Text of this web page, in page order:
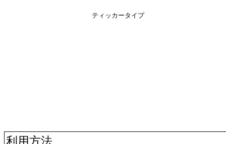
ティッカータイプ
利用方法